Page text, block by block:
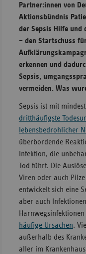
Partner:innen von
Aktionsbündnis
der Sepsis Hilfe und
– den Startschuss
erkennen und
Sepsis,
vermeiden. Was
Sepsis ist mit
dritthäufigste
lebensbedrohlicher
überbordende
Infektion, die
Tod führt. Die
Viren oder auch
entwickelt sich eine
aber auch
häufige Ursachen.
außerhalb des
aller im